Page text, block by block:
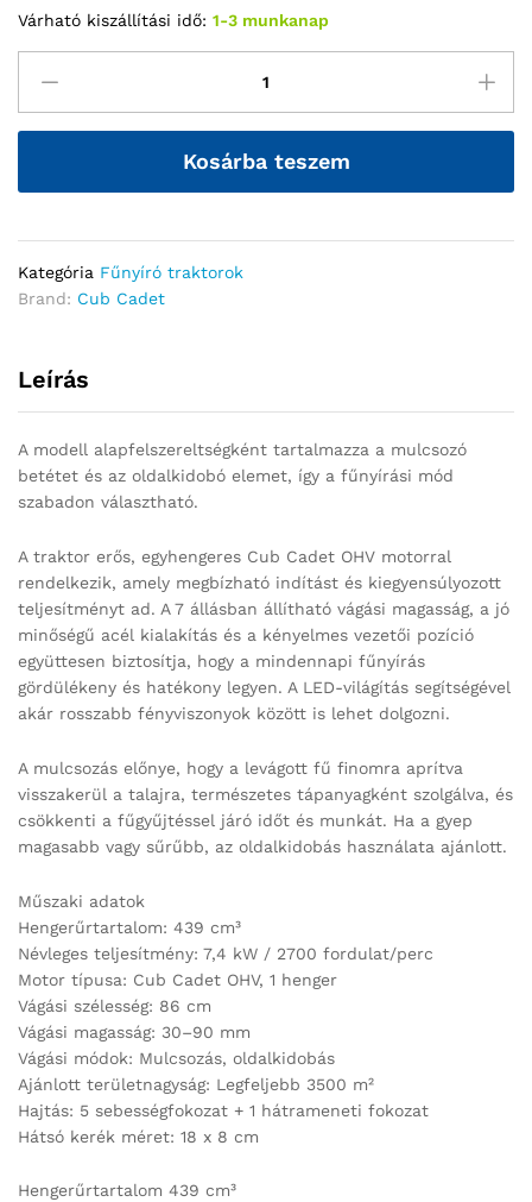
Várható kiszállítási idő: 1-3 munkanap
Kosárba teszem
Kategória Fűnyíró traktorok
Brand: Cub Cadet
Leírás
A modell alapfelszereltségként tartalmazza a mulcsozó
betétet és az oldalkidobó elemet, így a fűnyírási mód
szabadon választható.
A traktor erős, egyhengeres Cub Cadet OHV motorral
rendelkezik, amely megbízható indítást és kiegyensúlyozott
teljesítményt ad. A 7 állásban állítható vágási magasság, a jó
minőségű acél kialakítás és a kényelmes vezetői pozíció
együttesen biztosítja, hogy a mindennapi fűnyírás
gördülékeny és hatékony legyen. A LED-világítás segítségével
akár rosszabb fényviszonyok között is lehet dolgozni.
A mulcsozás előnye, hogy a levágott fű finomra aprítva
visszakerül a talajra, természetes tápanyagként szolgálva, és
csökkenti a fűgyűjtéssel járó időt és munkát. Ha a gyep
magasabb vagy sűrűbb, az oldalkidobás használata ajánlott.
Műszaki adatok
Hengerűrtartalom: 439 cm³
Névleges teljesítmény: 7,4 kW / 2700 fordulat/perc
Motor típusa: Cub Cadet OHV, 1 henger
Vágási szélesség: 86 cm
Vágási magasság: 30–90 mm
Vágási módok: Mulcsozás, oldalkidobás
Ajánlott területnagyság: Legfeljebb 3500 m²
Hajtás: 5 sebességfokozat + 1 hátrameneti fokozat
Hátsó kerék méret: 18 x 8 cm
Hengerűrtartalom 439 cm³